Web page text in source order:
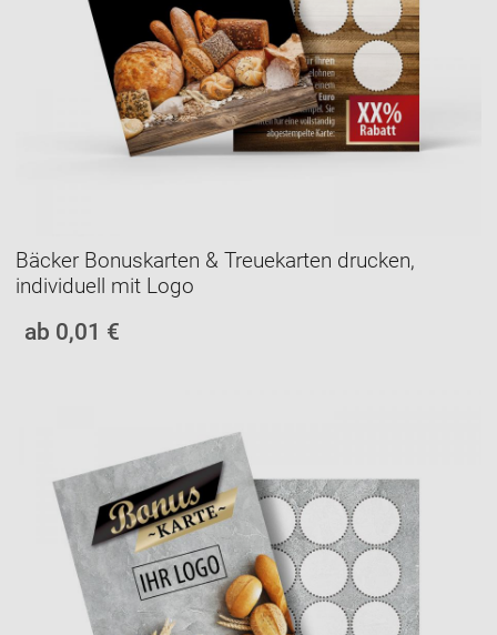
Bäcker Bonuskarten & Treuekarten drucken,
individuell mit Logo
ab 0,01 €